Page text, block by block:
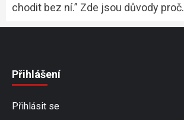
chodit bez ní.” Zde jsou důvody proč.
Přihlášení
Přihlásit se